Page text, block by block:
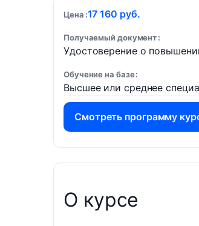
Цена 17 160 руб.
Получаемый документ
Удостоверение о
Обучение на базе
Высшее или среднее
Смотреть программу
О курсе